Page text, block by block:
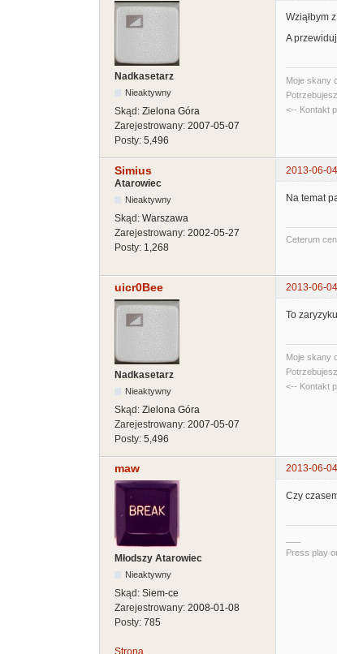
Nadkasetarz
Nieaktywny
Skąd: Zielona Góra
Zarejestrowany: 2007-05-07
Posty: 5,496
Wziąłbym
A
Moje skany
<-- Kontakt
Simius
2013-06-
Atarowiec
Nieaktywny
Skąd: Warszawa
Zarejestrowany: 2002-05-27
Posty: 1,268
Na temat
Ceterum
uicr0Bee 2013-06-
Nadkasetarz
Nieaktywny
Skąd: Zielona Góra
Zarejestrowany: 2007-05-07
Posty: 5,496
To
Moje skany
<-- Kontakt
maw 2013-06-
Młodszy Atarowiec
Nieaktywny
Skąd: Siem-ce
Zarejestrowany: 2008-01-08
Posty: 785
Czy
Press play
Strona